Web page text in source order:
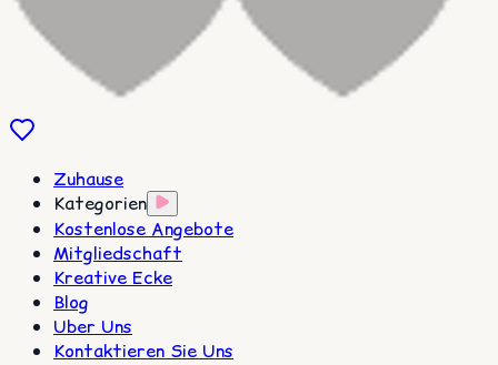
Zuhause
Kategorien
Kostenlose Angebote
Mitgliedschaft
Kreative Ecke
Blog
Uber Uns
Kontaktieren Sie Uns